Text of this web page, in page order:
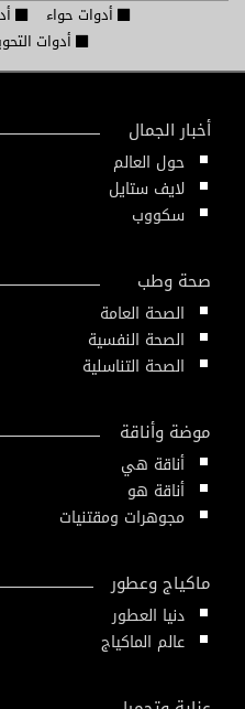
أدوات حواء
أدوات
أخبار الجمال
حول العالم
لايف ستايل
سكووب
صحة وطب
الصحة العامة
الصحة النفسية
الصحة التناسلية
موضة وأناقة
أناقة هي
أناقة هو
مجوهرات ومقتنيات
ماكياج وعطور
دنيا العطور
عالم الماكياج